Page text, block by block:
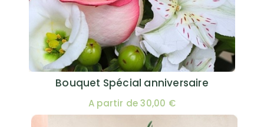
Bouquet Spécial anniversaire
A partir de 30,00 €